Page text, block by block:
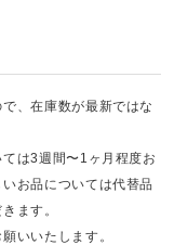
、在庫数が最新ではな
は3週間〜1ヶ月程度お
お品については代替品
ます。
いいたします。